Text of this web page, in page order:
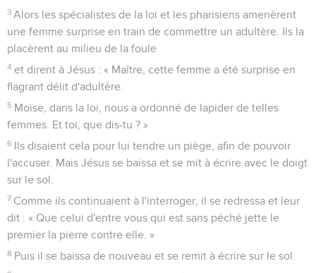
3 Alors les spécialistes de la loi et les pharisiens amenèrent
une femme surprise en train de commettre un adultère. Ils la
placèrent au milieu de la foule
4 et dirent à Jésus : « Maître, cette femme a été surprise en
flagrant délit d'adultère.
5 Moïse, dans la loi, nous a ordonné de lapider de telles
femmes. Et toi, que dis-tu ? »
6 Ils disaient cela pour lui tendre un piège, afin de pouvoir
l'accuser. Mais Jésus se baissa et se mit à écrire avec le doigt
sur le sol.
7 Comme ils continuaient à l'interroger, il se redressa et leur
dit : « Que celui d'entre vous qui est sans péché jette le
premier la pierre contre elle. »
8 Puis il se baissa de nouveau et se remit à écrire sur le sol.